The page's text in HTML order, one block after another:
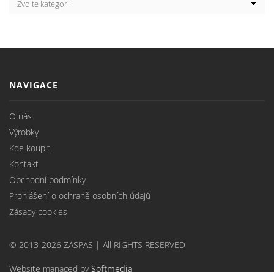
NAVIGACE
O nás
Výrobky
Kde koupit
Kontakt
Obchodní podmínky
Prohlášení o ochraně osobních údajů
Zásady cookies
© 2013-2026 ZASPAS | All RIGHTS RESERVED
Website managed bySoftmedia